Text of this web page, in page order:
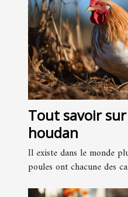
Tout savoir
houdan
Il existe dans le monde
poules ont chacune des